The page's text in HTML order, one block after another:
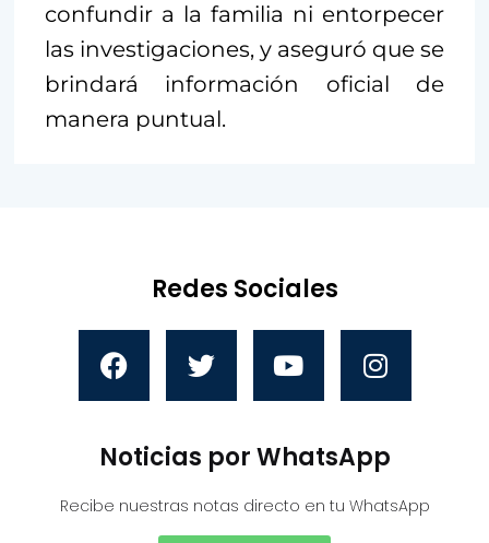
confundir a la familia ni entorpecer
las investigaciones, y aseguró que se
brindará información oficial de
manera puntual.
Redes Sociales
Noticias por WhatsApp
Recibe nuestras notas directo en tu WhatsApp